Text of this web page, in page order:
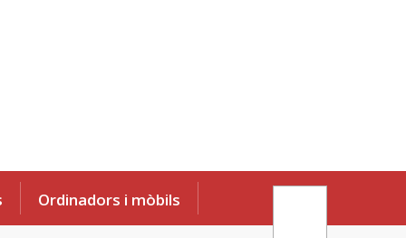
Ordinadors i mòbils